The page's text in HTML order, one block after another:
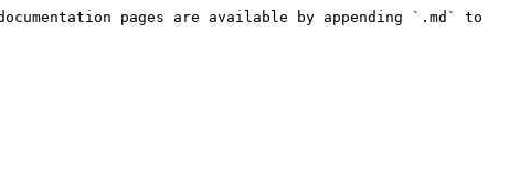
pages are available by appending `.md` to